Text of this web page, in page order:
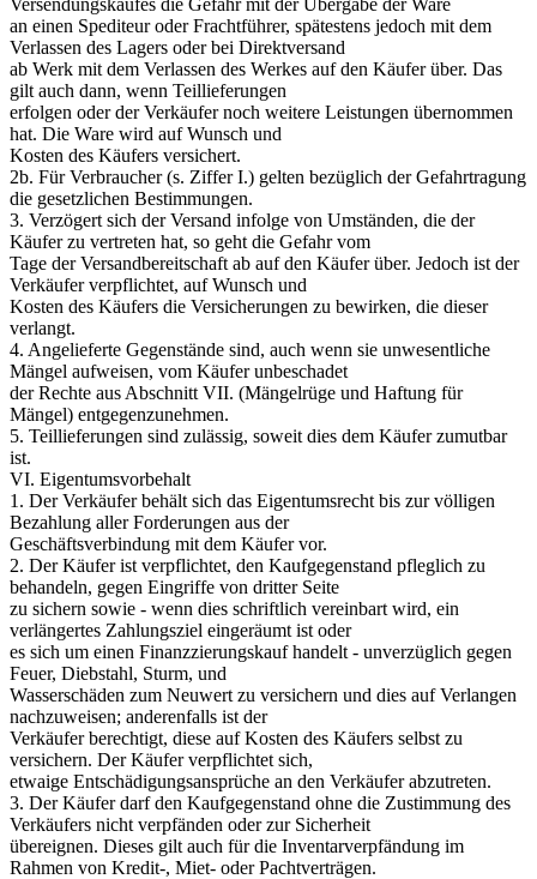
an einen Spediteur oder Frachtführer, spätestens jedoch mit dem
Verlassen des Lagers oder bei Direktversand
ab Werk mit dem Verlassen des Werkes auf den Käufer über. Das
gilt auch dann, wenn Teillieferungen
erfolgen oder der Verkäufer noch weitere Leistungen übernommen
hat. Die Ware wird auf Wunsch und
Kosten des Käufers versichert.
2b. Für Verbraucher (s. Ziffer I.) gelten bezüglich der Gefahrtragung
die gesetzlichen Bestimmungen.
3. Verzögert sich der Versand infolge von Umständen, die der
Käufer zu vertreten hat, so geht die Gefahr vom
Tage der Versandbereitschaft ab auf den Käufer über. Jedoch ist der
Verkäufer verpflichtet, auf Wunsch und
Kosten des Käufers die Versicherungen zu bewirken, die dieser
verlangt.
4. Angelieferte Gegenstände sind, auch wenn sie unwesentliche
Mängel aufweisen, vom Käufer unbeschadet
der Rechte aus Abschnitt VII. (Mängelrüge und Haftung für
Mängel) entgegenzunehmen.
5. Teillieferungen sind zulässig, soweit dies dem Käufer zumutbar
ist.
VI. Eigentumsvorbehalt
1. Der Verkäufer behält sich das Eigentumsrecht bis zur völligen
Bezahlung aller Forderungen aus der
Geschäftsverbindung mit dem Käufer vor.
2. Der Käufer ist verpflichtet, den Kaufgegenstand pfleglich zu
behandeln, gegen Eingriffe von dritter Seite
zu sichern sowie - wenn dies schriftlich vereinbart wird, ein
verlängertes Zahlungsziel eingeräumt ist oder
es sich um einen Finanzzierungskauf handelt - unverzüglich gegen
Feuer, Diebstahl, Sturm, und
Wasserschäden zum Neuwert zu versichern und dies auf Verlangen
nachzuweisen; anderenfalls ist der
Verkäufer berechtigt, diese auf Kosten des Käufers selbst zu
versichern. Der Käufer verpflichtet sich,
etwaige Entschädigungsansprüche an den Verkäufer abzutreten.
3. Der Käufer darf den Kaufgegenstand ohne die Zustimmung des
Verkäufers nicht verpfänden oder zur Sicherheit
übereignen. Dieses gilt auch für die Inventarverpfändung im
Rahmen von Kredit-, Miet- oder Pachtverträgen.